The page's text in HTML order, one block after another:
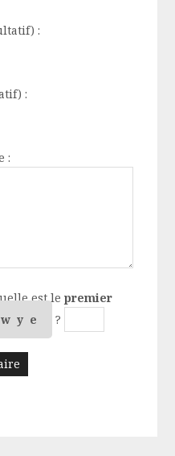
:
:
:
est lepremier
?